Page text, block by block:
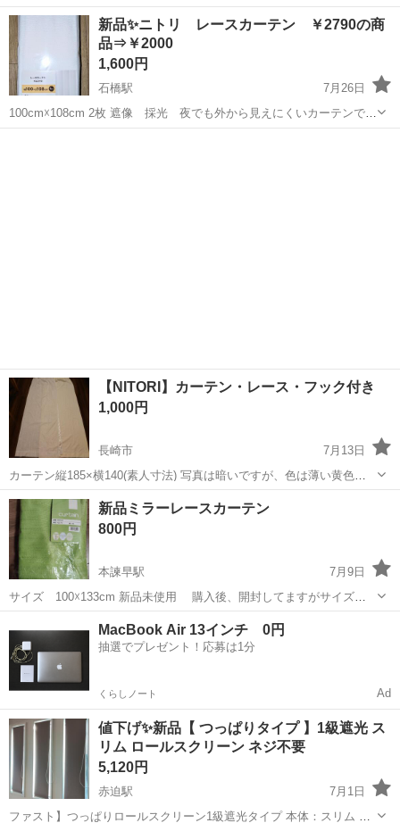
だ）感じの色合いです 生地の特性上、端がほつれた感じになっていま
すが、使用には問題ありませんでした。 頃合いをみて処分します。 ご
検討の方は早めにご...
長崎 長崎市 長崎駅 カーテン、ブラインド
新品✨ニトリ レースカーテン ￥2790の商
品⇒￥2000
1,600円
石橋駅
7月26日
100cm☓108cm 2枚 遮像 採光 夜でも外から見えにくいカーテンで
す｡ サイズを間違って購入したので未使用です｡
【NITORI】カーテン・レース・フック付き
1,000円
長崎市
7月13日
カーテン縦185×横140(素人寸法) 写真は暗いですが、色は薄い黄色で
す。 状態はかなり綺麗です。 UVカット機能付き。
長崎 長崎市 カーテン、ブラインド
新品ミラーレースカーテン
800円
本諫早駅
7月9日
サイズ 100☓133cm 新品未使用 購入後、開封してますがサイズ合
わず未使用です。
カーテン、ブラインド
MacBook Air 13インチ 0円
抽選でプレゼント！応募は1分
くらしノート Ad
値下げ✨新品【 つっぱりタイプ 】1級遮光 ス
リム ロールスクリーン ネジ不要
5,120円
赤迫駅
7月1日
ファスト】つっぱりロールスクリーン1級遮光タイプ 本体：スリム カ